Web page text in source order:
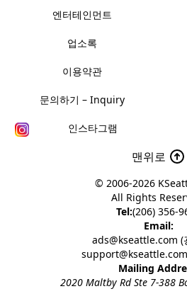
엔터테인먼트
업소록
이용약관
문의하기 – Inquiry
인스타그램
맨위로
© 2006-2026
All Rights
Tel:(206) 356-
Email:
ads@kseattle.com (
Mailing
2020 Maltby Rd Ste 7-388